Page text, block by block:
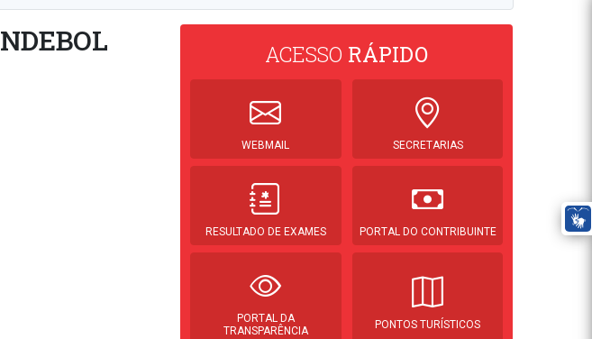
ACESSO RÁPIDO
WEBMAIL SECRETARIAS
RESULTADO DE EXAMES PORTAL DO CONTRIBUINTE
PORTAL DA
TRANSPARÊNCIA
PONTOS TURÍSTICOS